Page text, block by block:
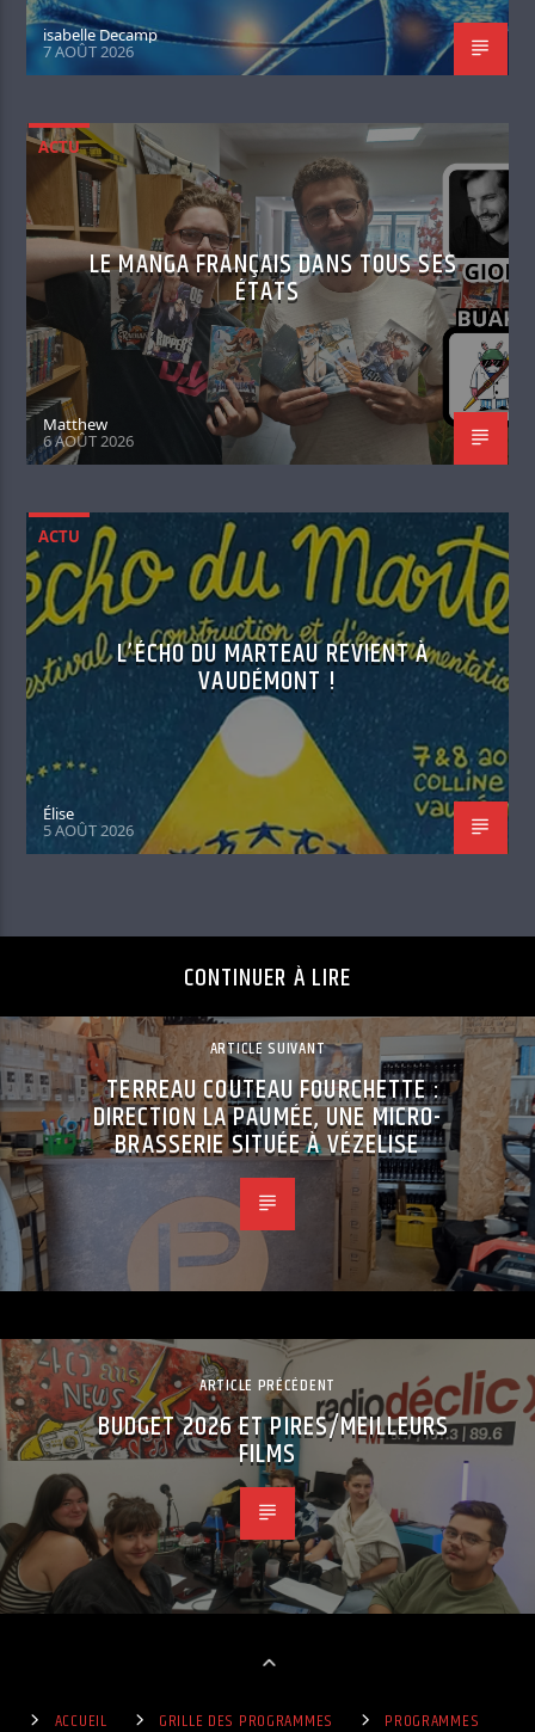
isabelle Decamp
7 AOÛT 2026
ACTU
LE MANGA FRANÇAIS DANS TOUS SES
ÉTATS
Matthew
6 AOÛT 2026
ACTU
L’ÉCHO DU MARTEAU REVIENT À
VAUDÉMONT !
Élise
5 AOÛT 2026
CONTINUER À LIRE
ARTICLE SUIVANT
TERREAU COUTEAU FOURCHETTE :
DIRECTION LA PAUMÉE, UNE MICRO-
BRASSERIE SITUÉE À VÉZELISE
ARTICLE PRÉCÉDENT
BUDGET 2026 ET PIRES/MEILLEURS
FILMS
ACCUEIL GRILLE DES PROGRAMMES PROGRAMMES